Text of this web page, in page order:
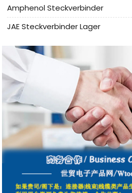
Amphenol Steckverbinder
JAE Steckverbinder Lager